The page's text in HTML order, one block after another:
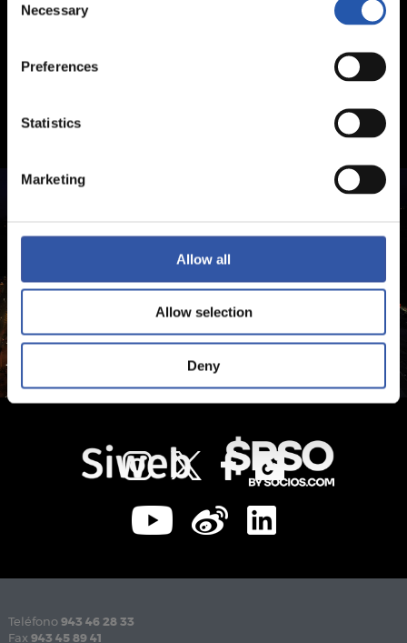
Selection
Necessary
Preferences
Statistics
Marketing
Allow all
Allow selection
Deny
Teléfono 943 46 28 33
Fax 943 45 89 41